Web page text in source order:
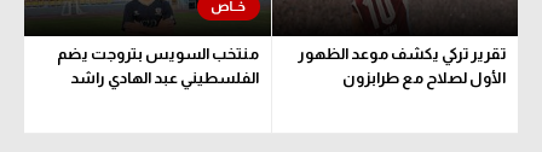
تقرير تركي يكشف موعد الظهور
الأول لصلاح مع طرابزون
منتخب السويس بتروجت يضم
الفلسطيني عبد الهادي راشد